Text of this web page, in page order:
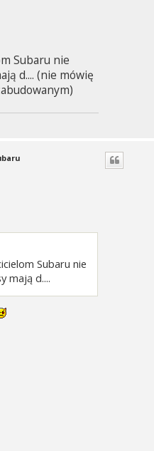
Subaru nie
d.... (nie mówię
Subaru nie
mają d....